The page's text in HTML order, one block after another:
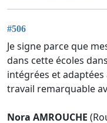
#506
Je signe parce que
dans cette écoles
intégrées et
travail remarquable
Nora AMROUCHE